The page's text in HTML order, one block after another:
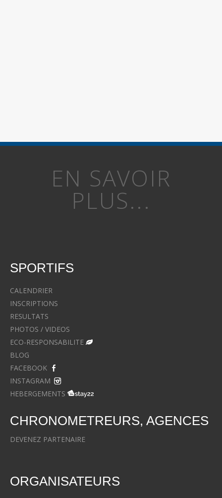
EN SAVOIR
PLUS...
SPORTIFS
CALENDRIER
INSCRIPTIONS
RESULTATS
PHOTOS / VIDEOS
ECO-RESPONSABILITE
BLOG
FACEBOOK
INSTAGRAM
HEBERGEMENTS
CHRONOMETREURS, AGENCES
DEVENEZ PARTENAIRE
ORGANISATEURS